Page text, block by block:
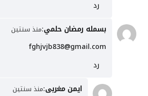
رد
بسمله رمضان حلمي:منذ سنتين
fghjvjb838@gmail.com
رد
ايمن مغربى:منذ سنتين